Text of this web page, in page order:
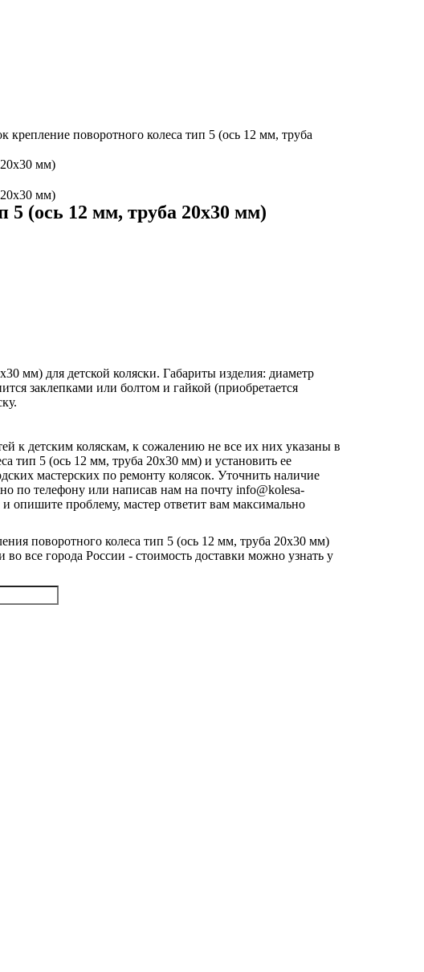
крепление поворотного колеса тип 5 (ось 12 мм, труба
5 (ось 12 мм, труба 20х30 мм)
мм) для детской коляски. Габариты изделия: диаметр
заклепками или болтом и гайкой (приобретается
к детским коляскам, к сожалению не все их них указаны в
тип 5 (ось 12 мм, труба 20х30 мм) и установить ее
мастерских по ремонту колясок. Уточнить наличие
по телефону или написав нам на почту info@kolesa-
опишите проблему, мастер ответит вам максимально
поворотного колеса тип 5 (ось 12 мм, труба 20х30 мм)
все города России - стоимость доставки можно узнать у